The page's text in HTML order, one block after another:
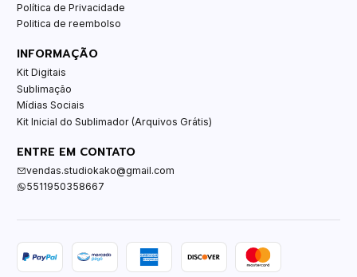
Política de Privacidade
Politica de reembolso
INFORMAÇÃO
Kit Digitais
Sublimação
Mídias Sociais
Kit Inicial do Sublimador (Arquivos Grátis)
ENTRE EM CONTATO
vendas.studiokako@gmail.com
5511950358667